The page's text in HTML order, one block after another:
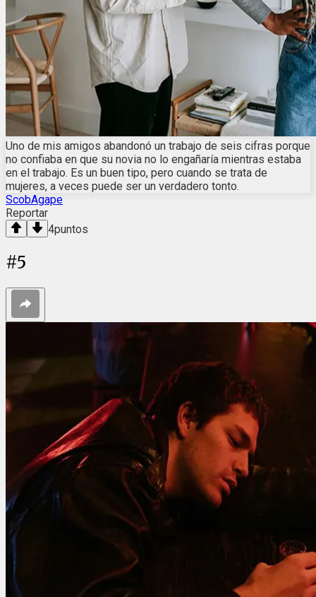
Uno de mis amigos abandonó un trabajo de seis cifras porque
no confiaba en que su novia no lo engañaría mientras estaba
en el trabajo. Es un buen tipo, pero cuando se trata de
mujeres, a veces puede ser un verdadero tonto.
ScobAgape
Reportar
4puntos
#5